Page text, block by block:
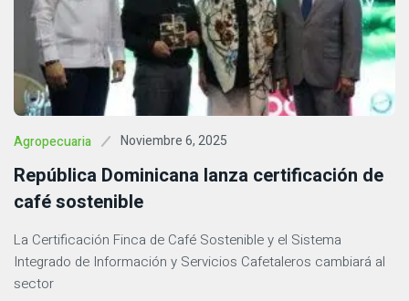
Agropecuaria Noviembre 6, 2025
República Dominicana lanza certificación de
café sostenible
La Certificación Finca de Café Sostenible y el Sistema
Integrado de Información y Servicios Cafetaleros cambiará al
sector